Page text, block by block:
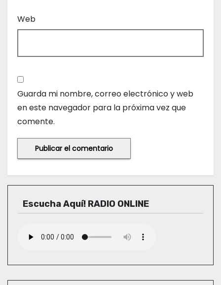
Web
Guarda mi nombre, correo electrónico y web
en este navegador para la próxima vez que
comente.
Escucha Aquí! RADIO ONLINE